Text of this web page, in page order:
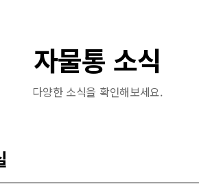
자물통 소식
다양한 소식을 확인해보세요.